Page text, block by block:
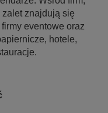
zalet znajdują się
eventowe oraz
hotele,